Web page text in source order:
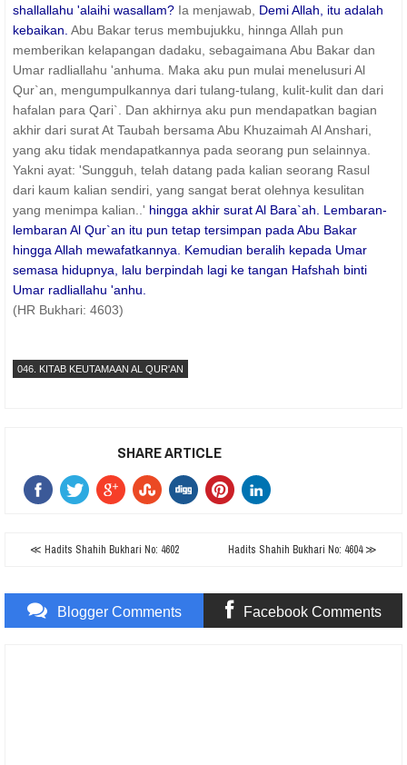
shallallahu 'alaihi wasallam? Ia menjawab, Demi Allah, itu adalah
kebaikan. Abu Bakar terus membujukku, hinnga Allah pun
memberikan kelapangan dadaku, sebagaimana Abu Bakar dan
Umar radliallahu 'anhuma. Maka aku pun mulai menelusuri Al
Qur`an, mengumpulkannya dari tulang-tulang, kulit-kulit dan dari
hafalan para Qari`. Dan akhirnya aku pun mendapatkan bagian
akhir dari surat At Taubah bersama Abu Khuzaimah Al Anshari,
yang aku tidak mendapatkannya pada seorang pun selainnya.
Yakni ayat: 'Sungguh, telah datang pada kalian seorang Rasul
dari kaum kalian sendiri, yang sangat berat olehnya kesulitan
yang menimpa kalian..' hingga akhir surat Al Bara`ah. Lembaran-
lembaran Al Qur`an itu pun tetap tersimpan pada Abu Bakar
hingga Allah mewafatkannya. Kemudian beralih kepada Umar
semasa hidupnya, lalu berpindah lagi ke tangan Hafshah binti
Umar radliallahu 'anhu.
(HR Bukhari: 4603)
046. KITAB KEUTAMAAN AL QUR'AN
SHARE ARTICLE
≪ Hadits Shahih Bukhari No: 4602 Hadits Shahih Bukhari No: 4604 ≫
Blogger Comments Facebook Comments